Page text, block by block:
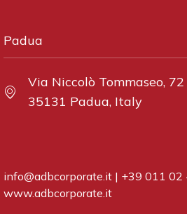
Padua
Via Niccolò Tommaseo, 72
35131 Padua, Italy
info@adbcorporate.it | +39 011 02
www.adbcorporate.it